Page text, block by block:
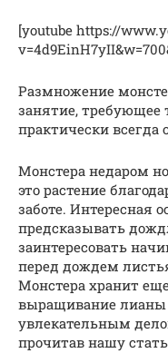
[youtube https://
Размножение
занятие, требующее
практически
Монстера недаром
это растение
заботе. Интересная
предсказывать
заинтересовать
перед дождем
Монстера хранит
выращивание
увлекательным
прочитав нашу